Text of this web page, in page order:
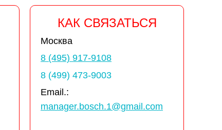
КАК СВЯЗАТЬСЯ
Москва
8 (495) 917-9108
8 (499) 473-9003
Email.:
manager.bosch.1@gmail.com